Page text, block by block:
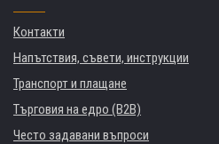
Контакти
Напътствия, съвети, инструкции
Транспорт и плащане
Търговия на едро (B2B)
Често задавани въпроси